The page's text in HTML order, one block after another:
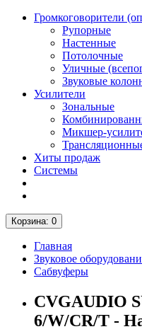
Громкоговорители
Рупорные
Настенные
Потолочные
Уличные
Звуковые
Усилители
Зональные
Микшер-
Хиты продаж
Системы
Корзина: 0
Главная
Звуковое
Сабвуферы
CVGAUDIO
6/W/CR/T -